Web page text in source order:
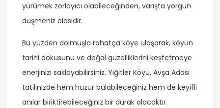
yürümek zorlayıcı olabileceğinden, varışta yorgun
düşmeniz olasıdır.
Bu yüzden dolmuşla rahatça köye ulaşarak, köyün
tarihi dokusunu ve doğal güzelliklerini keşfetmeye
enerjinizi saklayabilirsiniz. Yiğitler Köyü, Avşa Adası
tatilinizde hem huzur bulabileceğiniz hem de keyifli
anılar biriktirebileceğiniz bir durak olacaktır.